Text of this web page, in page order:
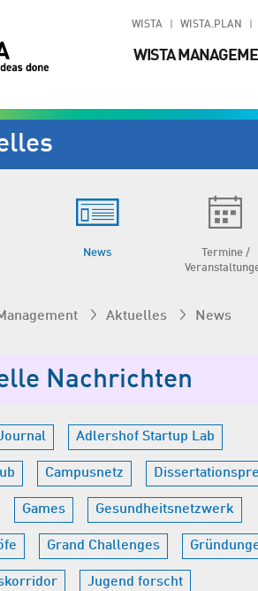
WISTA WISTA.PLAN
WISTA
News
Termine /
Aktuelles News
Nachrichten
Adlershof Startup Lab
Campusnetz
Games Gesundheitsnetzwerk
Grand Challenges
Jugend forscht